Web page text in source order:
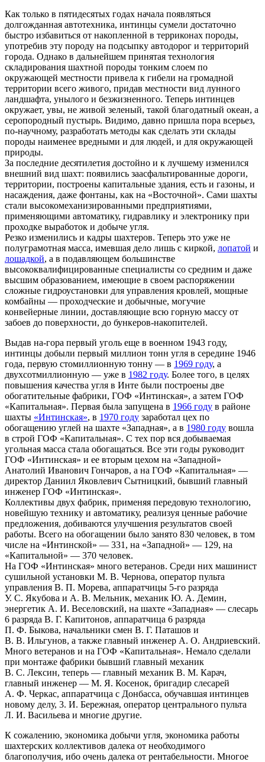
Как только в пятидесятых годах начала появляться
долгожданная автотехника, интинцы сумели достаточно
быстро избавиться от накопленной в терриконах породы,
употребив эту породу на подсыпку автодорог и территорий
города. Однако в дальнейшем принятая технология
складирования шахтной породы тонким слоем по
окружающей местности привела к гибели на громадной
территории всего живого, придав местности вид лунного
ландшафта, унылого и безжизненного. Теперь интинцев
окружает, увы, не живой зеленый, такой благодатный океан, а
серопородный пустырь. Видимо, давно пришла пора всерьез,
по-научному, разработать методы как сделать эти склады
породы наименее вредными и для людей, и для окружающей
природы.
За последние десятилетия достойно и к лучшему изменился
внешний вид шахт: появились заасфальтированные дороги,
территории, построены капитальные здания, есть и газоны, и
насаждения, даже фонтаны, как на «Восточной». Сами шахты
стали высокомеханизированными предприятиями,
применяющими автоматику, гидравлику и электронику при
проходке выработок и добыче угля.
Резко изменились и кадры шахтеров. Теперь это уже не
полуграмотная масса, имевшая дело лишь с киркой, лопатой и
лошадкой, а в подавляющем большинстве
высококвалифицированные специалисты со средним и даже
высшим образованием, имеющие в своем распоряжении
сложные гидроустановки для управления кровлей, мощные
комбайны — проходческие и добычные, могучие
конвейерные линии, доставляющие всю горную массу от
забоев до поверхности, до бункеров-накопителей.
Выдав на-гора первый уголь еще в военном 1943 году,
интинцы добыли первый миллион тонн угля в середине 1946
года, первую стомиллионную тонну — в 1969 году, а
двухсотмиллионную — уже в 1982 году. Более того, в целях
повышения качества угля в Инте были построены две
обогатительные фабрики, ГОФ «Интинская», а затем ГОФ
«Капитальная». Первая была запущена в 1966 году в районе
шахты «Интинская», в 1970 году заработал цех по
обогащению углей на шахте «Западная», а в 1980 году вошла
в строй ГОФ «Капитальная». С тех пор вся добываемая
угольная масса стала обогащаться. Все эти годы руководит
ГОФ «Интинская» и ее вторым цехом на «Западной»
Анатолий Иванович Гончаров, а на ГОФ «Капитальная» —
директор Даниил Яковлевич Сытницкий, бывший главный
инженер ГОФ «Интинская».
Коллективы двух фабрик, применяя передовую технологию,
новейшую технику и автоматику, реализуя ценные рабочие
предложения, добиваются улучшения результатов своей
работы. Всего на обогащении было занято 830 человек, в том
числе на «Интинской» — 331, на «Западной» — 129, на
«Капитальной» — 370 человек.
На ГОФ «Интинская» много ветеранов. Среди них машинист
сушильной установки М. В. Чернова, оператор пульта
управления В. П. Морева, аппаратчицы 5-го разряда
У. С. Якубова и А. В. Мельник, механик Ю. А. Демин,
энергетик А. И. Веселовский, на шахте «Западная» — слесарь
6 разряда В. Г. Капитонов, аппаратчица 6 разряда
П. Ф. Быкова, начальники смен В. Г. Паташов и
В. В. Ильгунов, а также главный инженер А. О. Андриевский.
Много ветеранов и на ГОФ «Капитальная». Немало сделали
при монтаже фабрики бывший главный механик
В. С. Лексин, теперь — главный механик В. М. Карач,
главный инженер — М. Я. Косенок, бригадир слесарей
А. Ф. Черкас, аппаратчица с Донбасса, обучавшая интинцев
новому делу, 3. И. Бережная, оператор центрального пульта
Л. И. Васильева и многие другие.
К сожалению, экономика добычи угля, экономика работы
шахтерских коллективов далека от необходимого
благополучия, ибо очень далека от рентабельности. Многое